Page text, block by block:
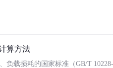
算方法
负载损耗的国家标准（GB/T